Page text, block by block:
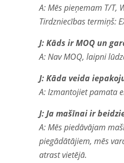
A: Mēs pieņemam T/T,
Tirdzniecības termiņš:
J: Kāds ir MOQ un
A: Nav MOQ, laipni
J: Kāda veida
A: Izmantojiet pamata
J: Ja mašīnai ir
A: Mēs piedāvājam
piegādātājiem, mēs
atrast vietējā.